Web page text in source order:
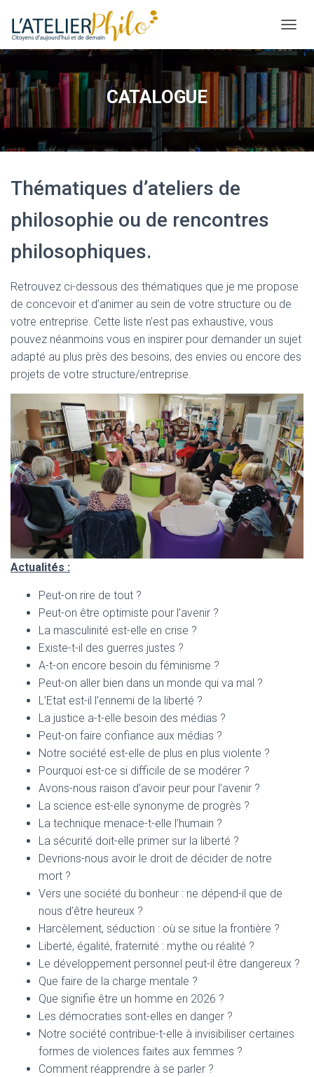
U
R
R
F
G
A
O
N
CATALOGUE
Thématiques d’ateliers de
philosophie ou de rencontres
philosophiques.
Retrouvez ci-dessous des thématiques que je me propose
de concevoir et d’animer au sein de votre structure ou de
votre entreprise. Cette liste n’est pas exhaustive, vous
pouvez néanmoins vous en inspirer pour demander un sujet
adapté au plus près des besoins, des envies ou encore des
projets de votre structure/entreprise.
Actualités :
Peut-on rire de tout ?
Peut-on être optimiste pour l’avenir ?
La masculinité est-elle en crise ?
Existe-t-il des guerres justes ?
A-t-on encore besoin du féminisme ?
Peut-on aller bien dans un monde qui va mal ?
L’Etat est-il l’ennemi de la liberté ?
La justice a-t-elle besoin des médias ?
Peut-on faire confiance aux médias ?
Notre société est-elle de plus en plus violente ?
Pourquoi est-ce si difficile de se modérer ?
Avons-nous raison d’avoir peur pour l’avenir ?
La science est-elle synonyme de progrès ?
La technique menace-t-elle l’humain ?
La sécurité doit-elle primer sur la liberté ?
Devrions-nous avoir le droit de décider de notre
mort ?
Vers une société du bonheur : ne dépend-il que de
nous d’être heureux ?
Harcèlement, séduction : où se situe la frontière ?
Liberté, égalité, fraternité : mythe ou réalité ?
Le développement personnel peut-il être dangereux ?
Que faire de la charge mentale ?
Que signifie être un homme en 2026 ?
Les démocraties sont-elles en danger ?
Notre société contribue-t-elle à invisibiliser certaines
formes de violences faites aux femmes ?
Comment réapprendre à se parler ?